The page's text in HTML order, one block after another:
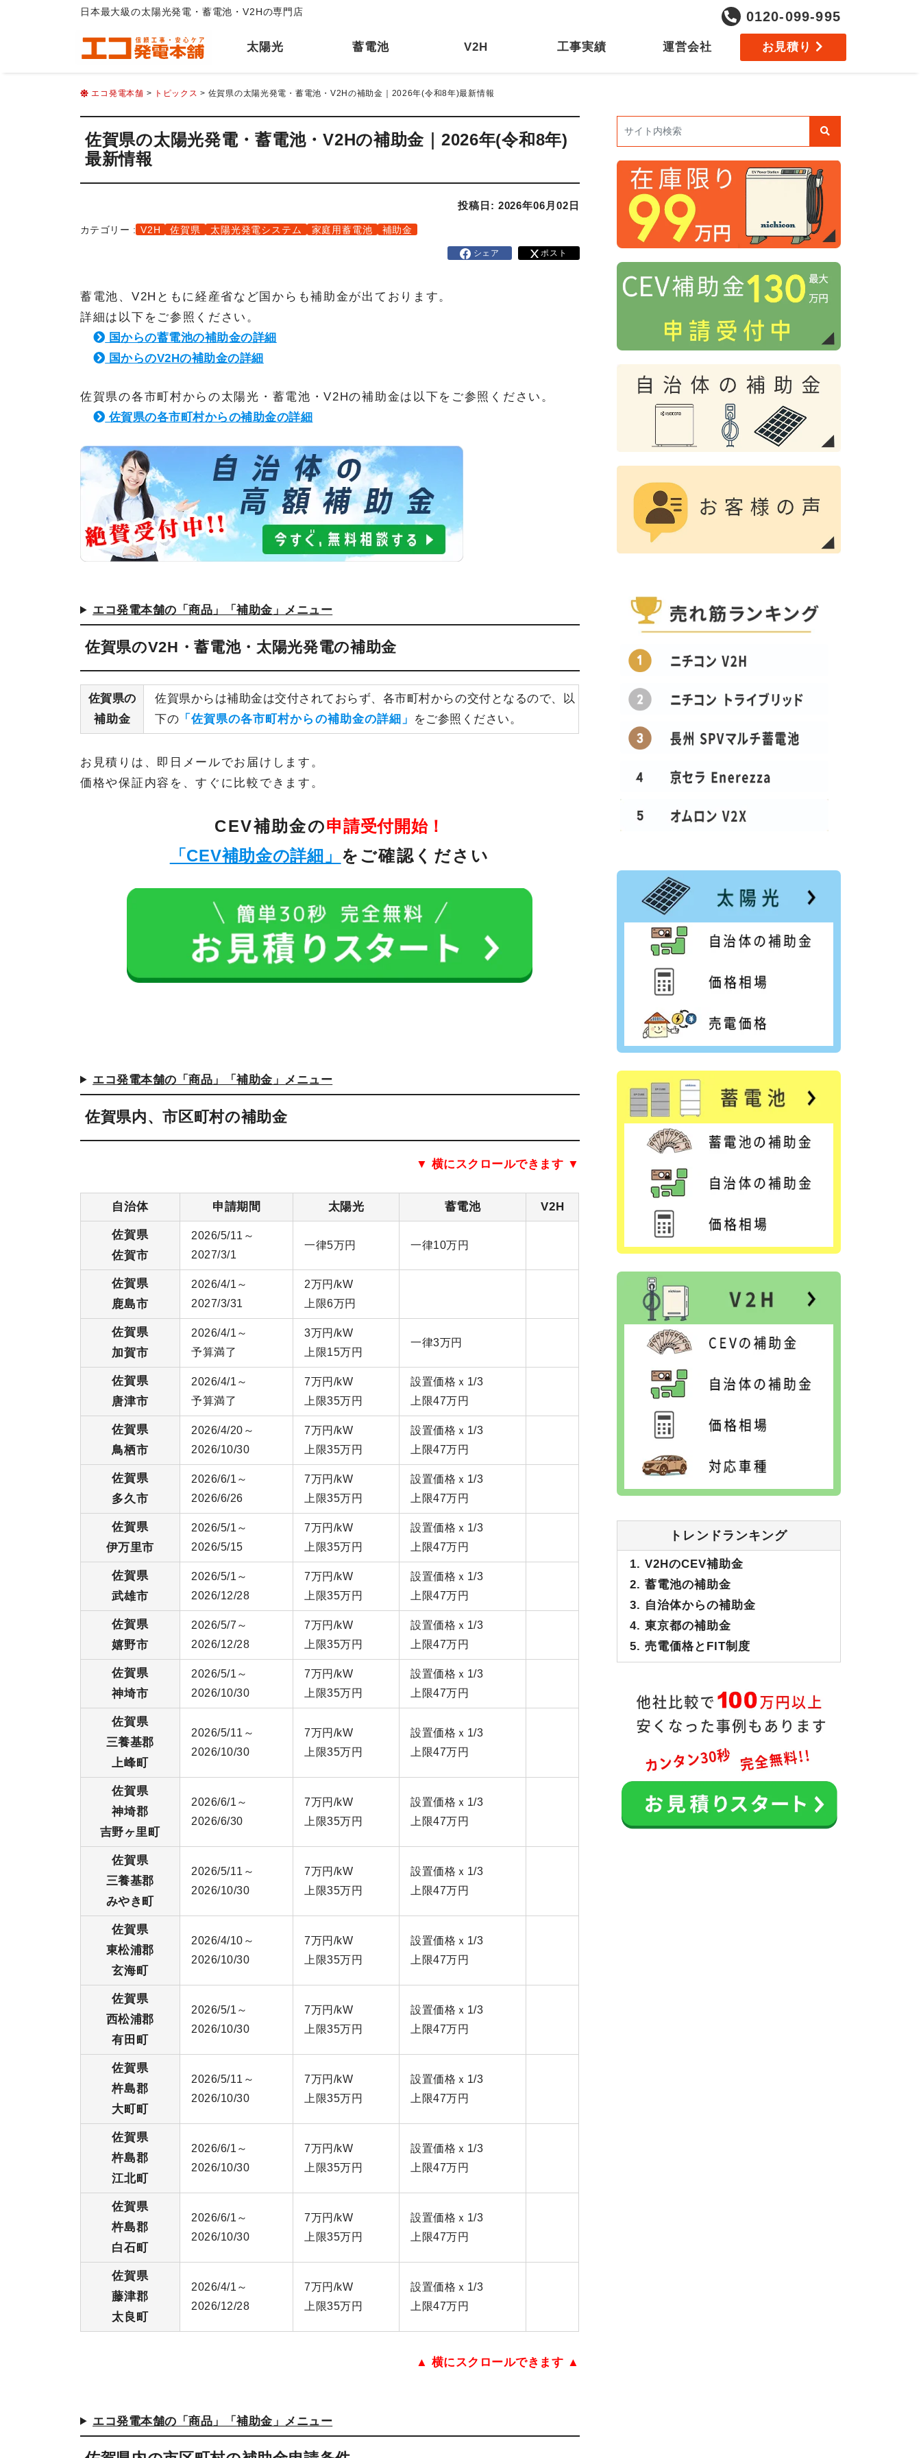
日本最大級の太陽光発電・蓄電池・V2Hの専門店 0120-099-995
太陽光 蓄電池 V2H 工事実績 運営会社 お見積り
エコ発電本舗 > トピックス > 佐賀県の太陽光発電・蓄電池・V2Hの補助金｜2026年(令和8年)最新情報
佐賀県の太陽光発電・蓄電池・V2Hの補助金｜2026年(令和8年)
最新情報
投稿日: 2026年06月02日
カテゴリー : V2H 佐賀県 太陽光発電システム 家庭用蓄電池 補助金
シェア ポスト
蓄電池、V2Hともに経産省など国からも補助金が出ております。
詳細は以下をご参照ください。
国からの蓄電池の補助金の詳細
国からのV2Hの補助金の詳細
佐賀県の各市町村からの太陽光・蓄電池・V2Hの補助金は以下をご参照ください。
佐賀県の各市町村からの補助金の詳細
エコ発電本舗の「商品」「補助金」メニュー
佐賀県のV2H・蓄電池・太陽光発電の補助金
佐賀県の
補助金
佐賀県からは補助金は交付されておらず、各市町村からの交付となるので、以
下の 「佐賀県の各市町村からの補助金の詳細」 をご参照ください。
お見積りは、即日メールでお届けします。
価格や保証内容を、すぐに比較できます。
CEV補助金の申請受付開始！
「CEV補助金の詳細」 をご確認ください
エコ発電本舗の「商品」「補助金」メニュー
佐賀県内、市区町村の補助金
▼ 横にスクロールできます ▼
自治体 申請期間 太陽光 蓄電池 V2H
佐賀県
佐賀市
2026/5/11～
2027/3/1
一律5万円 一律10万円
佐賀県
鹿島市
2026/4/1～
2027/3/31
2万円/kW
上限6万円
佐賀県
加賀市
2026/4/1～
予算満了
3万円/kW
上限15万円
一律3万円
佐賀県
唐津市
2026/4/1～
予算満了
7万円/kW
上限35万円
設置価格ｘ1/3
上限47万円
佐賀県
鳥栖市
2026/4/20～
2026/10/30
7万円/kW
上限35万円
設置価格ｘ1/3
上限47万円
佐賀県
多久市
2026/6/1～
2026/6/26
7万円/kW
上限35万円
設置価格ｘ1/3
上限47万円
佐賀県
伊万里市
2026/5/1～
2026/5/15
7万円/kW
上限35万円
設置価格ｘ1/3
上限47万円
佐賀県
武雄市
2026/5/1～
2026/12/28
7万円/kW
上限35万円
設置価格ｘ1/3
上限47万円
佐賀県
嬉野市
2026/5/7～
2026/12/28
7万円/kW
上限35万円
設置価格ｘ1/3
上限47万円
佐賀県
神埼市
2026/5/1～
2026/10/30
7万円/kW
上限35万円
設置価格ｘ1/3
上限47万円
佐賀県
三養基郡
上峰町
2026/5/11～
2026/10/30
7万円/kW
上限35万円
設置価格ｘ1/3
上限47万円
佐賀県
神埼郡
吉野ヶ里町
2026/6/1～
2026/6/30
7万円/kW
上限35万円
設置価格ｘ1/3
上限47万円
佐賀県
三養基郡
みやき町
2026/5/11～
2026/10/30
7万円/kW
上限35万円
設置価格ｘ1/3
上限47万円
佐賀県
東松浦郡
玄海町
2026/4/10～
2026/10/30
7万円/kW
上限35万円
設置価格ｘ1/3
上限47万円
佐賀県
西松浦郡
有田町
2026/5/1～
2026/10/30
7万円/kW
上限35万円
設置価格ｘ1/3
上限47万円
佐賀県
杵島郡
大町町
2026/5/11～
2026/10/30
7万円/kW
上限35万円
設置価格ｘ1/3
上限47万円
佐賀県
杵島郡
江北町
2026/6/1～
2026/10/30
7万円/kW
上限35万円
設置価格ｘ1/3
上限47万円
佐賀県
杵島郡
白石町
2026/6/1～
2026/10/30
7万円/kW
上限35万円
設置価格ｘ1/3
上限47万円
佐賀県
藤津郡
太良町
2026/4/1～
2026/12/28
7万円/kW
上限35万円
設置価格ｘ1/3
上限47万円
▲ 横にスクロールできます ▲
エコ発電本舗の「商品」「補助金」メニュー
検索:
トレンドランキング
1. V2HのCEV補助金
2. 蓄電池の補助金
3. 自治体からの補助金
4. 東京都の補助金
5. 売電価格とFIT制度